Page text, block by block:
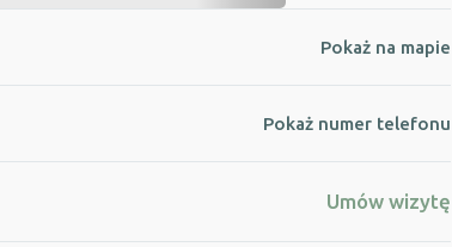
Pokaż na mapie
Pokaż numer telefonu
Umów wizytę